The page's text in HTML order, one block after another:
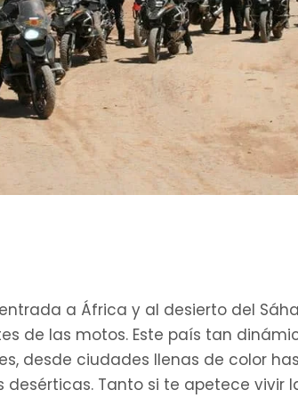
a África y al desierto del
de las motos. Este país tan
desde ciudades llenas de color
Tanto si te apetece vivir